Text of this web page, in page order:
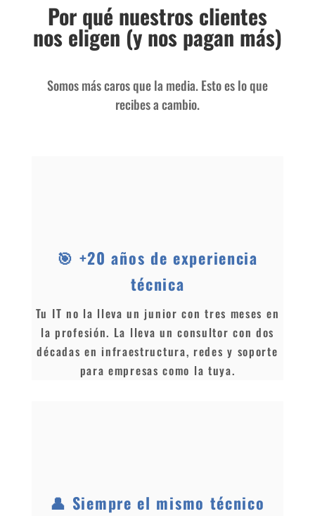
Por qué nuestros clientes
nos eligen (y nos pagan más)
Somos más caros que la media. Esto es lo que
recibes a cambio.
🎯 +20 años de experiencia
técnica
Tu IT no la lleva un junior con tres meses en
la profesión. La lleva un consultor con dos
décadas en infraestructura, redes y soporte
para empresas como la tuya.
👤 Siempre el mismo técnico